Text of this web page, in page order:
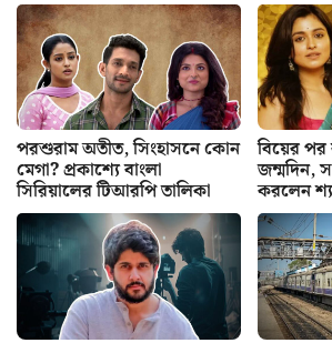
পরশুরাম অতীত, সিংহাসনে কোন
মেগা? প্রকাশ্যে বাংলা
সিরিয়ালের টিআরপি তালিকা
বিয়ের
জন্মদিন,
করলেন